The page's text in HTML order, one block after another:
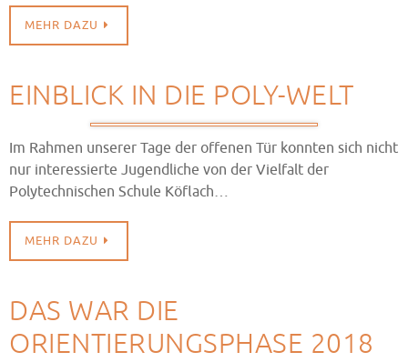
MEHR DAZU
EINBLICK IN DIE POLY-WELT
Im Rahmen unserer Tage der offenen Tür konnten sich nicht
nur interessierte Jugendliche von der Vielfalt der
Polytechnischen Schule Köflach…
MEHR DAZU
DAS WAR DIE
ORIENTIERUNGSPHASE 2018